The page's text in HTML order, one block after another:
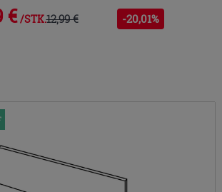
€ /STK.12,99 € -20,01%